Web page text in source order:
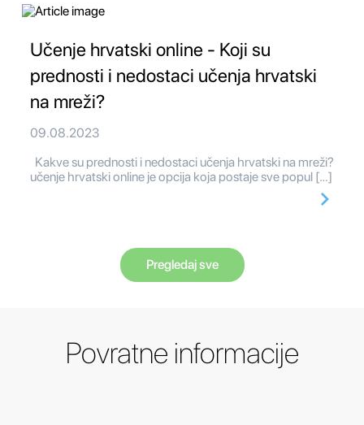
Učenje hrvatski online - Koji su
prednosti i nedostaci učenja hrvatski
na mreži?
09.08.2023
Kakve su prednosti i nedostaci učenja hrvatski na mreži?
učenje hrvatski online je opcija koja postaje sve popul […]
Pregledaj sve
Povratne informacije